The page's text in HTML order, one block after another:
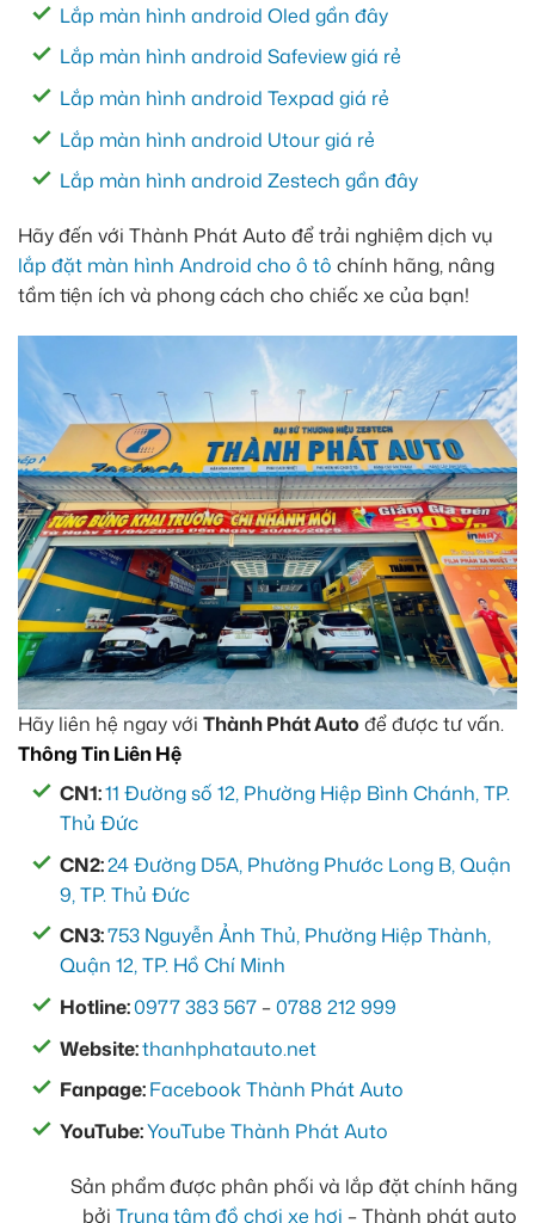
Lắp màn hình android Oled gần đây
Lắp màn hình android Safeview giá rẻ
Lắp màn hình android Texpad giá rẻ
Lắp màn hình android Utour giá rẻ
Lắp màn hình android Zestech gần đây
Hãy đến với Thành Phát Auto để trải nghiệm dịch vụ
lắp đặt màn hình Android cho ô tô chính hãng, nâng
tầm tiện ích và phong cách cho chiếc xe của bạn!
Hãy liên hệ ngay với Thành Phát Auto để được tư vấn.
Thông Tin Liên Hệ
CN1:11 Đường số 12, Phường Hiệp Bình Chánh, TP.
Thủ Đức
CN2:24 Đường D5A, Phường Phước Long B, Quận
9, TP. Thủ Đức
CN3:753 Nguyễn Ảnh Thủ, Phường Hiệp Thành,
Quận 12, TP. Hồ Chí Minh
Hotline:0977 383 567 –0788 212 999
Website:thanhphatauto.net
Fanpage:Facebook Thành Phát Auto
YouTube:YouTube Thành Phát Auto
Sản phẩm được phân phối và lắp đặt chính hãng
bởi Trung tâm đồ chơi xe hơi – Thành phát auto